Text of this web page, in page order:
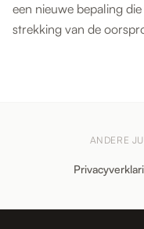
een nieuwe bepaling
strekking van de
ANDERE